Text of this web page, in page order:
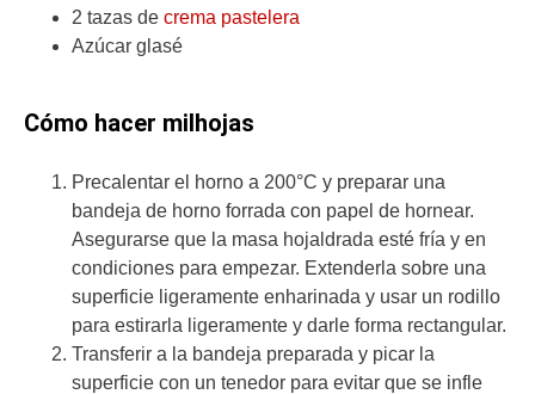
2 tazas de crema pastelera
Azúcar glasé
Cómo hacer milhojas
Precalentar el horno a 200°C y preparar una
bandeja de horno forrada con papel de hornear.
Asegurarse que la masa hojaldrada esté fría y en
condiciones para empezar. Extenderla sobre una
superficie ligeramente enharinada y usar un rodillo
para estirarla ligeramente y darle forma rectangular.
Transferir a la bandeja preparada y picar la
superficie con un tenedor para evitar que se infle